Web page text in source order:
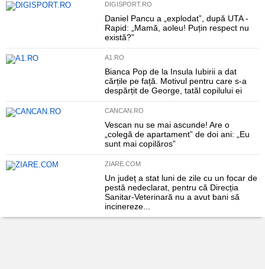
DIGISPORT.RO
Daniel Pancu a „explodat”, după UTA -
Rapid: „Mamă, aoleu! Puțin respect nu
există?”
A1.RO
Bianca Pop de la Insula Iubirii a dat
cărțile pe față. Motivul pentru care s-a
despărțit de George, tatăl copilului ei
CANCAN.RO
Vescan nu se mai ascunde! Are o
„colegă de apartament” de doi ani: „Eu
sunt mai copilăros”
ZIARE.COM
Un județ a stat luni de zile cu un focar de
pestă nedeclarat, pentru că Direcția
Sanitar-Veterinară nu a avut bani să
incinereze...